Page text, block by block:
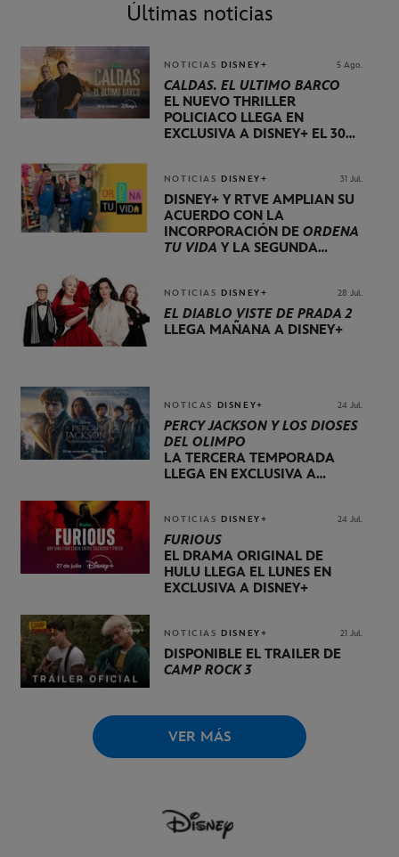
Últimas noticias
NOTICIAS DISNEY+ 5 Ago.
CALDAS. EL ÚLTIMO BARCO
EL NUEVO THRILLER
POLICIACO LLEGA EN
EXCLUSIVA A DISNEY+ EL 30
NOTICIAS DISNEY+ 31 Jul.
DISNEY+ Y RTVE AMPLÍAN SU
ACUERDO CON LA
INCORPORACIÓN DE ORDENA
TU VIDA Y LA SEGUNDA
NOTICIAS DISNEY+ 28 Jul.
EL DIABLO VISTE DE PRADA 2
LLEGA MAÑANA A DISNEY+
NOTICAS DISNEY+ 24 Jul.
PERCY JACKSON Y LOS DIOSES
DEL OLIMPO
LA TERCERA TEMPORADA
LLEGA EN EXCLUSIVA A
NOTICIAS DISNEY+ 24 Jul.
FURIOUS
EL DRAMA ORIGINAL DE
HULU LLEGA EL LUNES EN
EXCLUSIVA A DISNEY+
NOTICIAS DISNEY+ 21 Jul.
DISPONIBLE EL TRÁILER DE
CAMP ROCK 3
VER MÁS